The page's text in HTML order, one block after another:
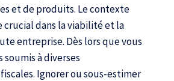
et de produits. Le contexte
crucial dans la viabilité et la
entreprise. Dès lors que vous
à diverses
Ignorer ou sous-estimer